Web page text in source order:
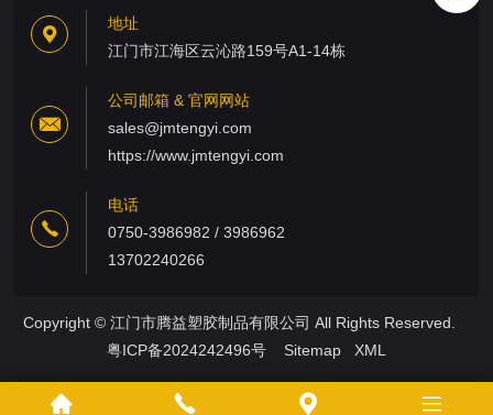
地址
江门市江海区云沁路159号A1-14栋
公司邮箱 & 官网网站
sales@jmtengyi.com
https://www.jmtengyi.com
电话
0750-3986982 / 3986962
13702240266
Copyright © 江门市腾益塑胶制品有限公司 All Rights Reserved.
粤ICP备2024242496号
Sitemap XML